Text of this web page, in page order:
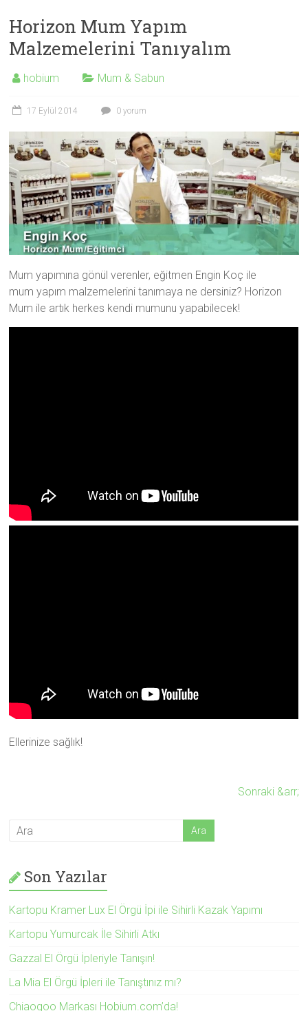
Horizon Mum Yapım
Malzemelerini Tanıyalım
hobium Mum & Sabun
17 Eylül 2014 0 yorum
Mum yapımına gönül verenler, eğitmen Engin Koç ile
mum yapım malzemelerini tanımaya ne dersiniz? Horizon
Mum ile artık herkes kendi mumunu yapabilecek!
Ellerinize sağlık!
Sonraki &arr;
Son Yazılar
Kartopu Kramer Lux El Örgü İpi ile Sihirli Kazak Yapımı
Kartopu Yumurcak İle Sihirli Atkı
Gazzal El Örgü İpleriyle Tanışın!
La Mia El Örgü İpleri ile Tanıştınız mı?
Chiaogoo Markası Hobium.com’da!